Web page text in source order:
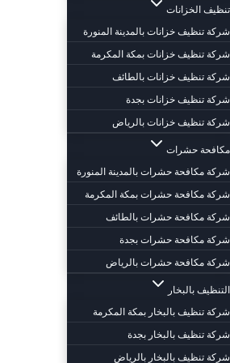
تنظيف الخزانات
شركة تنظيف خزانات بالمدينة المنورة
شركة تنظيف خزانات بمكة المكرمة
شركة تنظيف خزانات بالطائف
شركة تنظيف خزانات بجدة
شركة تنظيف خزانات بالرياض
مكافحة حشرات
شركة مكافحة حشرات بالمدينة المنورة
شركة مكافحة حشرات بمكة المكرمة
شركة مكافحة حشرات بالطائف
شركة مكافحة حشرات بجدة
شركة مكافحة حشرات بالرياض
التنظيف بالبخار
شركة تنظيف بالبخار بمكة المكرمة
شركة تنظيف بالبخار بجدة
شركة تنظيف بالبخار بالرياض